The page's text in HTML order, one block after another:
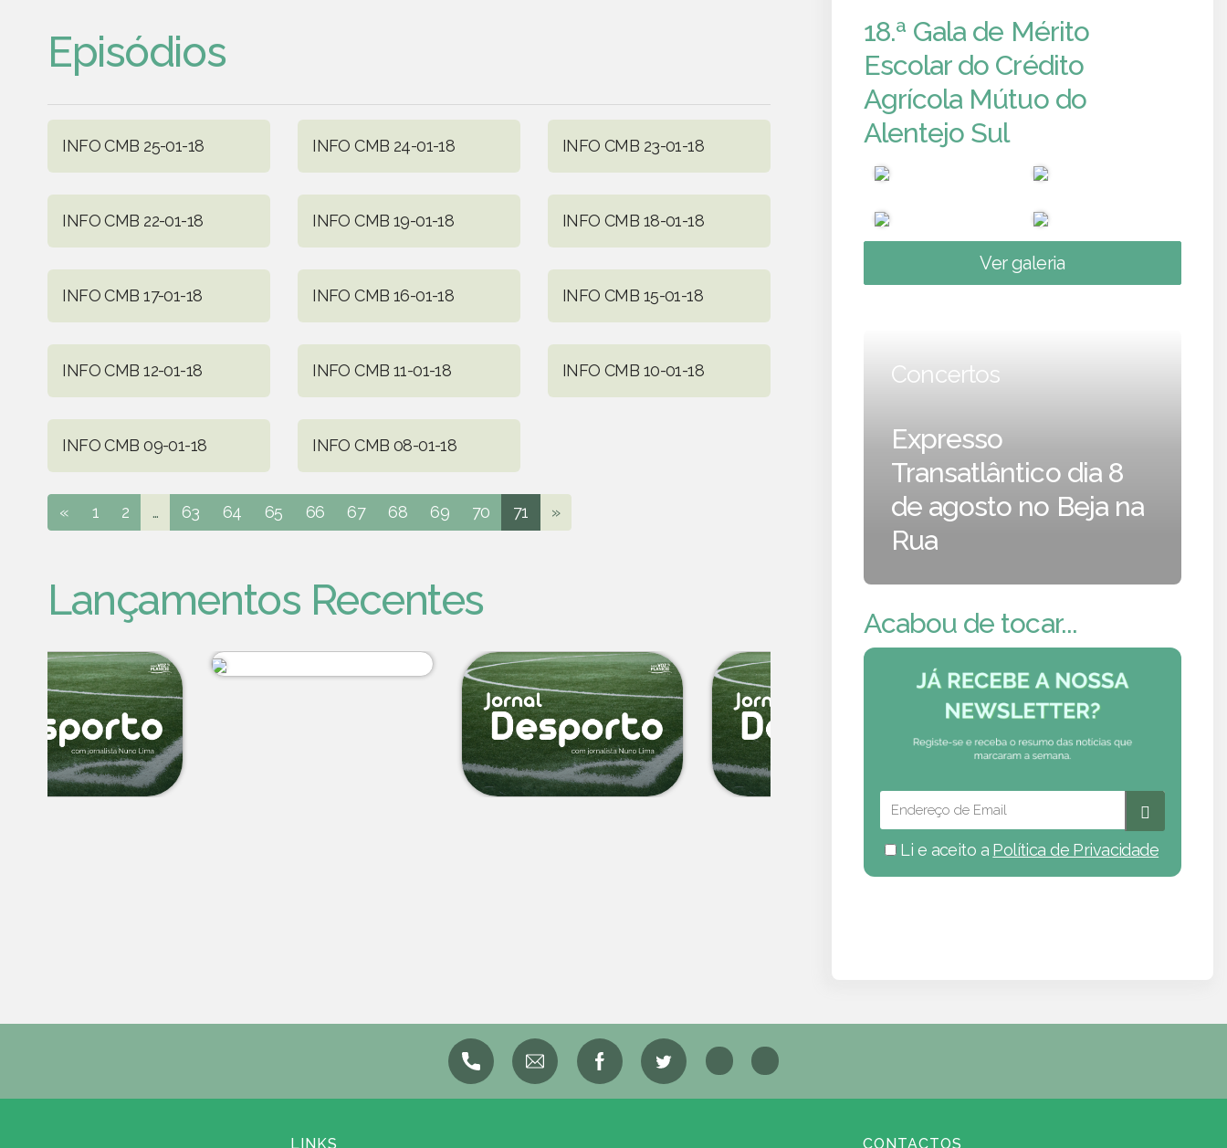
Episódios
INFO CMB 25-01-18 INFO CMB 24-01-18 INFO CMB 23-01-18
INFO CMB 22-01-18 INFO CMB 19-01-18 INFO CMB 18-01-18
INFO CMB 17-01-18 INFO CMB 16-01-18 INFO CMB 15-01-18
INFO CMB 12-01-18 INFO CMB 11-01-18 INFO CMB 10-01-18
INFO CMB 09-01-18 INFO CMB 08-01-18
« 1 2 ... 63 64 65 66 67 68 69 70 71 »
Lançamentos Recentes
18.ª Gala de Mérito
Escolar do Crédito
Agrícola Mútuo do
Alentejo Sul
Ver galeria
Concertos
Expresso
Transatlântico dia 8
de agosto no Beja na
Rua
Acabou de tocar...
Li e aceito a Política de Privacidade
LINKS CONTACTOS